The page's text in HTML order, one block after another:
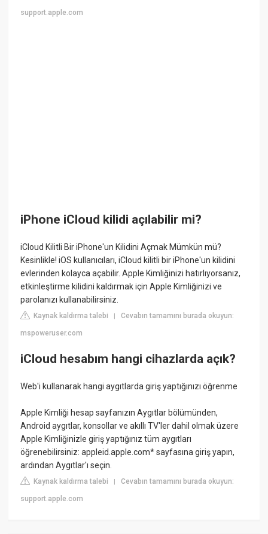
support.apple.com
iPhone iCloud kilidi açılabilir mi?
iCloud Kilitli Bir iPhone'un Kilidini Açmak Mümkün mü?
Kesinlikle! iOS kullanıcıları, iCloud kilitli bir iPhone'un kilidini
evlerinden kolayca açabilir. Apple Kimliğinizi hatırlıyorsanız,
etkinleştirme kilidini kaldırmak için Apple Kimliğinizi ve
parolanızı kullanabilirsiniz.
Kaynak kaldırma talebi |Cevabın tamamını burada okuyun:
mspoweruser.com
iCloud hesabım hangi cihazlarda açık?
Web'i kullanarak hangi aygıtlarda giriş yaptığınızı öğrenme
Apple Kimliği hesap sayfanızın Aygıtlar bölümünden,
Android aygıtlar, konsollar ve akıllı TV'ler dahil olmak üzere
Apple Kimliğinizle giriş yaptığınız tüm aygıtları
öğrenebilirsiniz: appleid.apple.com* sayfasına giriş yapın,
ardından Aygıtlar'ı seçin.
Kaynak kaldırma talebi |Cevabın tamamını burada okuyun:
support.apple.com